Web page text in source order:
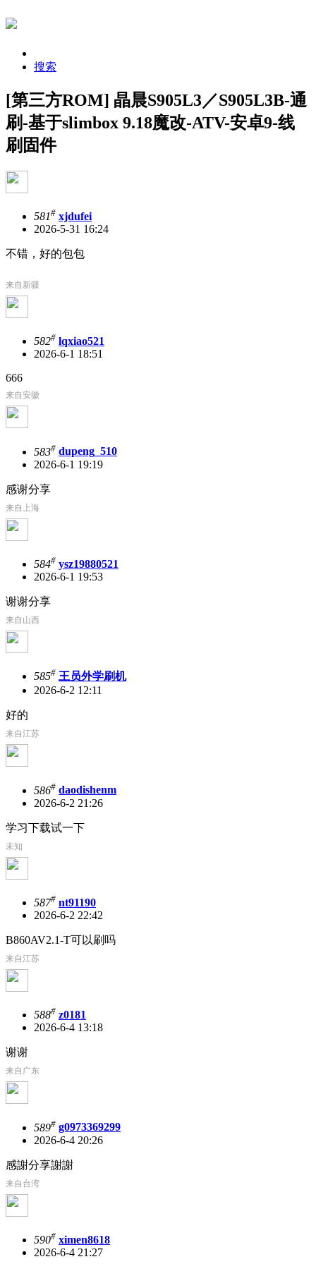
搜索
[第三方ROM] 晶晨S905L3／S905L3B-通
刷-基于slimbox 9.18魔改-ATV-安卓9-线
刷固件
581# xjdufei
2026-5-31 16:24
不错，好的包包
来自新疆
582# lqxiao521
2026-6-1 18:51
666
来自安徽
583# dupeng_510
2026-6-1 19:19
感谢分享
来自上海
584# ysz19880521
2026-6-1 19:53
谢谢分享
来自山西
585# 王员外学刷机
2026-6-2 12:11
好的
来自江苏
586# daodishenm
2026-6-2 21:26
学习下载试一下
未知
587# nt91190
2026-6-2 22:42
B860AV2.1-T可以刷吗
来自江苏
588# z0181
2026-6-4 13:18
谢谢
来自广东
589# g0973369299
2026-6-4 20:26
感謝分享謝謝
来自台湾
590# ximen8618
2026-6-4 21:27